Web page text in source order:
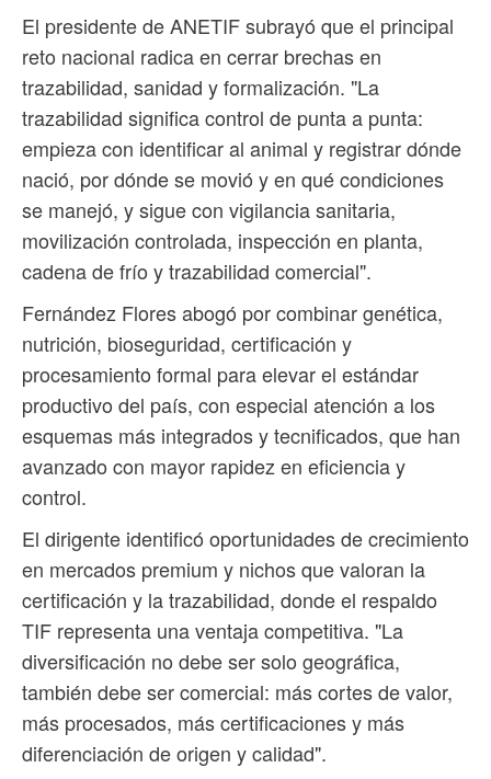
El presidente de ANETIF subrayó que el principal
reto nacional radica en cerrar brechas en
trazabilidad, sanidad y formalización. "La
trazabilidad significa control de punta a punta:
empieza con identificar al animal y registrar dónde
nació, por dónde se movió y en qué condiciones
se manejó, y sigue con vigilancia sanitaria,
movilización controlada, inspección en planta,
cadena de frío y trazabilidad comercial".
Fernández Flores abogó por combinar genética,
nutrición, bioseguridad, certificación y
procesamiento formal para elevar el estándar
productivo del país, con especial atención a los
esquemas más integrados y tecnificados, que han
avanzado con mayor rapidez en eficiencia y
control.
El dirigente identificó oportunidades de crecimiento
en mercados premium y nichos que valoran la
certificación y la trazabilidad, donde el respaldo
TIF representa una ventaja competitiva. "La
diversificación no debe ser solo geográfica,
también debe ser comercial: más cortes de valor,
más procesados, más certificaciones y más
diferenciación de origen y calidad".